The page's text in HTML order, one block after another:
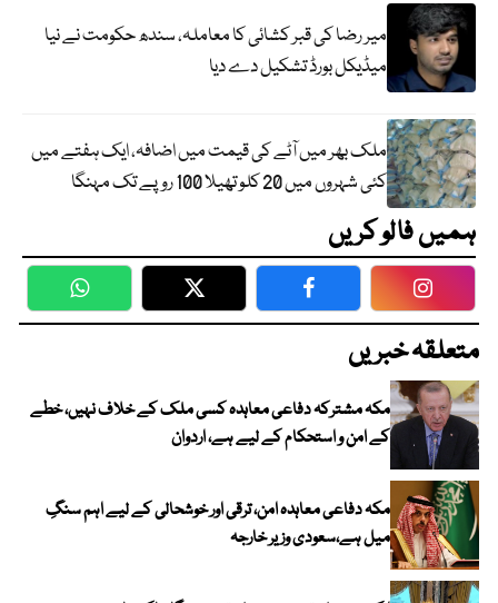
میر رضا کی قبر کشائی کا معاملہ، سندھ حکومت نے نیا
میڈیکل بورڈ تشکیل دے دیا
ملک بھر میں آٹے کی قیمت میں اضافہ، ایک ہفتے میں
کئی شہروں میں 20 کلو تھیلا 100 روپے تک مہنگا
ہمیں فالو کریں
WhatsApp Twitter Facebook
متعلقہ خبریں
مکہ مشترکہ دفاعی معاہدہ کسی ملک کے خلاف نہیں، خطے
کے امن و استحکام کے لیے ہے، اردوان
مکہ دفاعی معاہدہ امن، ترقی اور خوشحالی کے لیے اہم سنگِ
میل ہے،سعودی وزیر خارجہ